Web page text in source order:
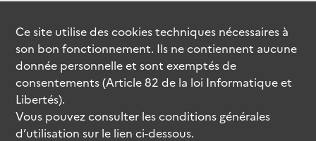
Ce site utilise descookiestechniques nécessaires à
son bon fonctionnement. Ils ne contiennent aucune
donnée personnelle et sont exemptés de
consentements (Article 82 de la loi Informatique et
Libertés).
Vous pouvez consulter les conditions générales
d’utilisation sur le lien ci-dessous.